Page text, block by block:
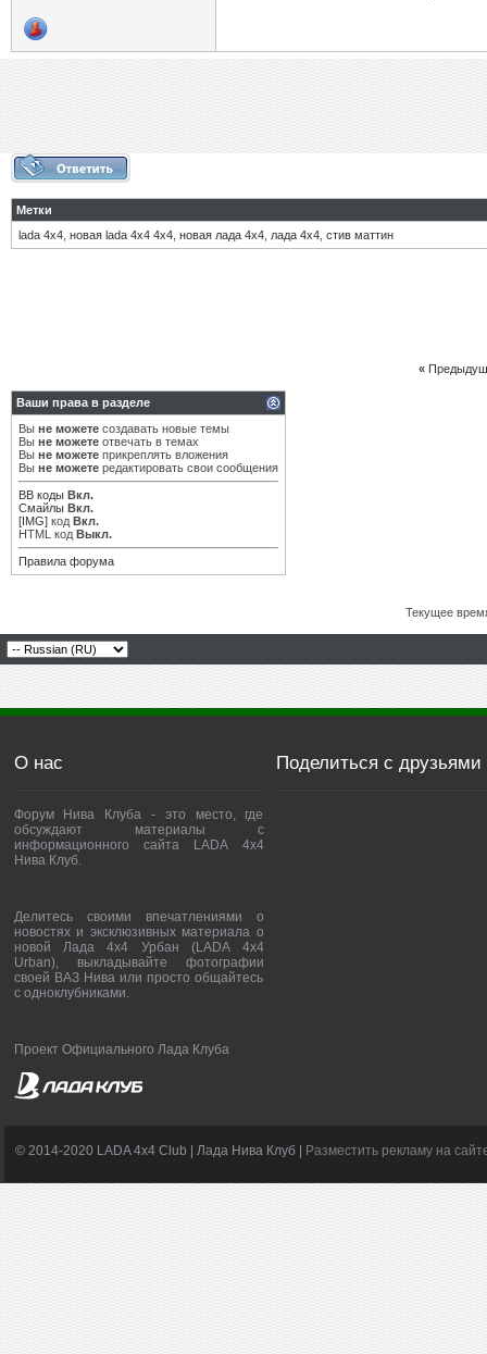
Метки
lada 4х4 новая lada 4х4 4х4 новая лада 4х4 лада 4х4 стив маттин
«
Ваши права в разделе
Вы не можете создавать новые темы
Вы не можете отвечать в темах
Вы не можете прикреплять вложения
Вы не можете редактировать свои сообщения
BB коды Вкл.
Смайлы Вкл.
[IMG] код Вкл.
HTML код Выкл.
Правила форума
Текущее
О нас
Форум Нива Клуба - это место, где
обсуждают материалы с
информационного сайта LADA 4x4
Нива Клуб.
Делитесь своими впечатлениями о
новостях и эксклюзивных материала о
новой Лада 4х4 Урбан (LADA 4x4
Urban), выкладывайте фотографии
своей ВАЗ Нива или просто общайтесь
с одноклубниками.
Проект Официального Лада Клуба
Поделиться с друзьями
© 2014-2020 LADA 4x4 Club | Лада Нива Клуб | Разместить рекламу на